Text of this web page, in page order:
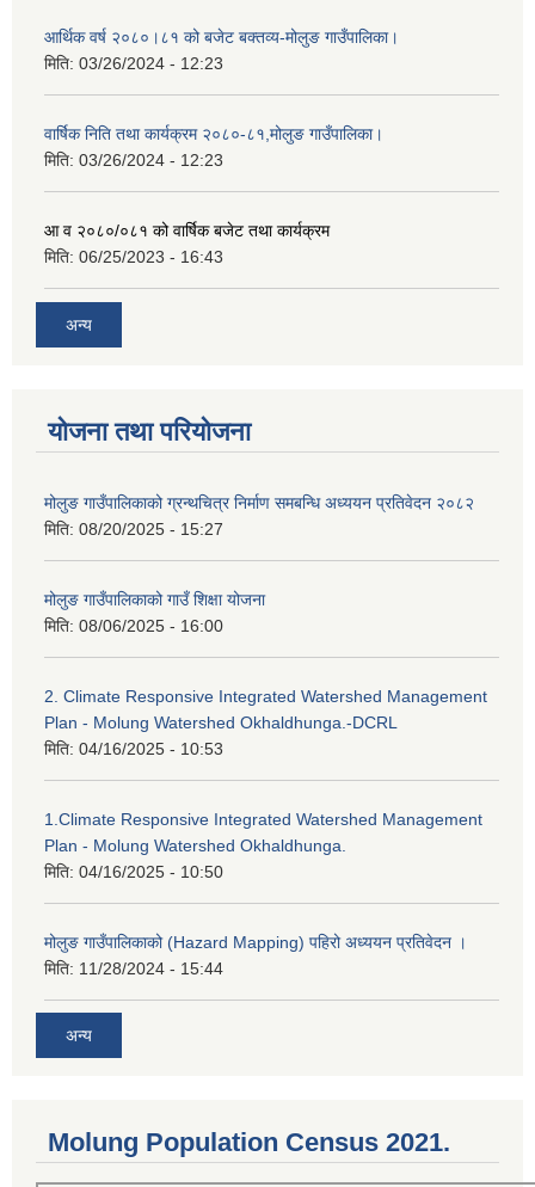
आर्थिक वर्ष २०८०।८१ को बजेट बक्तव्य-मोलुङ गाउँपालिका।
मिति: 03/26/2024 - 12:23
वार्षिक निति तथा कार्यक्रम २०८०-८१,मोलुङ गाउँपालिका।
मिति: 03/26/2024 - 12:23
आ व २०८०/०८१ को वार्षिक बजेट तथा कार्यक्रम
मिति: 06/25/2023 - 16:43
अन्य
योजना तथा परियोजना
मोलुङ गाउँपालिकाको ग्रन्थचित्र निर्माण समबन्धि अध्ययन प्रतिवेदन २०८२
मिति: 08/20/2025 - 15:27
मोलुङ गाउँपालिकाको गाउँ शिक्षा योजना
मिति: 08/06/2025 - 16:00
2. Climate Responsive Integrated Watershed Management
Plan - Molung Watershed Okhaldhunga.-DCRL
मिति: 04/16/2025 - 10:53
1.Climate Responsive Integrated Watershed Management
Plan - Molung Watershed Okhaldhunga.
मिति: 04/16/2025 - 10:50
मोलुङ गाउँपालिकाको (Hazard Mapping) पहिरो अध्ययन प्रतिवेदन ।
मिति: 11/28/2024 - 15:44
अन्य
Molung Population Census 2021.